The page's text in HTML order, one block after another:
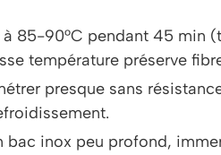
85-90°C pendant 45 min
température préserve
presque sans
bac inox peu profond,